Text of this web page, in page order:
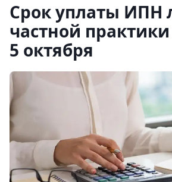
Cрок уплаты ИПН
частной
5 октября